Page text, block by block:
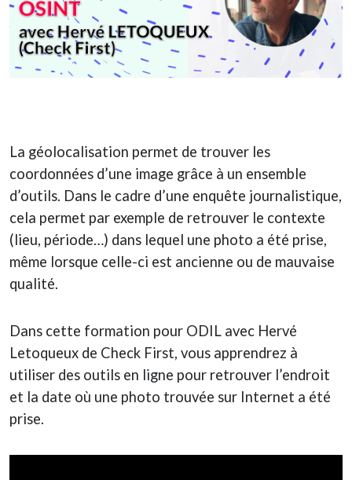
La géolocalisation permet de trouver les
coordonnées d’une image grâce à un ensemble
d’outils. Dans le cadre d’une enquête journalistique,
cela permet par exemple de retrouver le contexte
(lieu, période…) dans lequel une photo a été prise,
même lorsque celle-ci est ancienne ou de mauvaise
qualité.
Dans cette formation pour ODIL avec Hervé
Letoqueux de Check First, vous apprendrez à
utiliser des outils en ligne pour retrouver l’endroit
et la date où une photo trouvée sur Internet a été
prise.